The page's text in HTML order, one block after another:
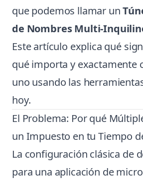
que podemos llamar un
de Nombres Multi-
Este artículo explica qué
qué importa y exactamente
uno usando las
hoy.
El Problema: Por qué
un Impuesto en tu Tiempo
La configuración clásica de
para una aplicación de